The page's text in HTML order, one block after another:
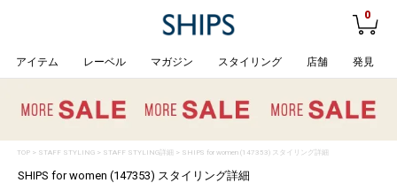
0
アイテム レーベル マガジン スタイリング 店舗 発見
TOP> STAFF STYLING> STAFF STYLING詳細 > SHIPS for women (147353) スタイリング詳細
SHIPS for women (147353) スタイリング詳細